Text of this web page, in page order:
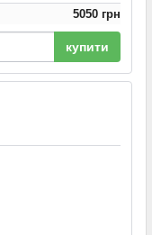
5050 грн
купити